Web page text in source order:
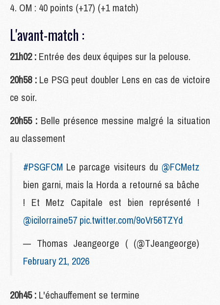
OM : 40 points (+17) (+1 match)
L'avant-match :
21h02 : Entrée des deux équipes sur la pelouse.
20h58 : Le PSG peut doubler Lens en cas de victoire
ce soir.
20h55 : Belle présence messine malgré la situation
au classement
#PSGFCM Le parcage visiteurs du @FCMetz
bien garni, mais la Horda a retourné sa bâche
! Et Metz Capitale est bien représenté !
@icilorraine57 pic.twitter.com/9oVr56TZYd
— Thomas Jeangeorge ( (@TJeangeorge)
February 21, 2026
20h45 : L'échauffement se termine